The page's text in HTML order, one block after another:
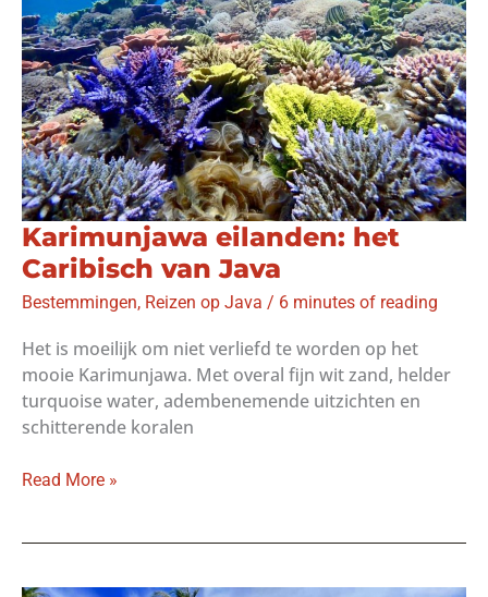
Karimunjawa eilanden: het
Caribisch van Java
Bestemmingen, Reizen op Java / 6 minutes of reading
Het is moeilijk om niet verliefd te worden op het
mooie Karimunjawa. Met overal fijn wit zand, helder
turquoise water, adembenemende uitzichten en
schitterende koralen
Karimunjawa
van
Read More »